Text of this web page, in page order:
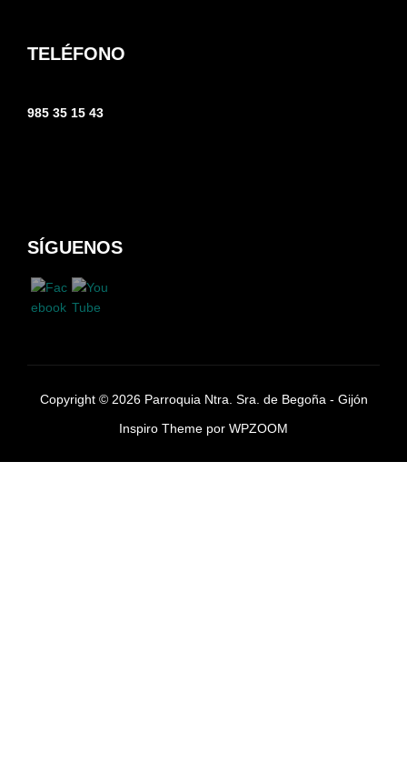
TELÉFONO
985 35 15 43
SÍGUENOS
Copyright © 2026 Parroquia Ntra. Sra. de Begoña - Gijón
Inspiro Theme por WPZOOM